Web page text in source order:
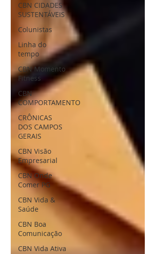
CBN CIDADES
SUSTENTÁVEIS
Colunistas
Linha do
tempo
CBN Momento
Fitness
CBN
COMPORTAMENTO
CRÔNICAS
DOS CAMPOS
GERAIS
CBN Visão
Empresarial
CBN Onde
Comer PG
CBN Vida &
Saúde
CBN Boa
Comunicação
CBN Vida Ativa